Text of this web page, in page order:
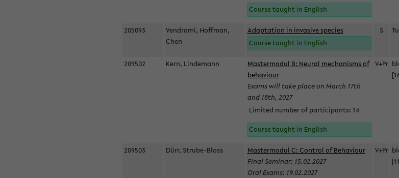
Course taught in English
205093
Vendrami, Hoffman,
Chen
Adaptation in invasive species
Course taught in English
S
209502 Kern, Lindemann
Mastermodul B: Neural mechanisms of
behaviour
Exams will take place on March 17th
and 18th, 2027
Limited number of participants: 14
Course taught in English
V+Pr
209503 Dürr, Strube-Bloss
Mastermodul C: Control of Behaviour
Final Seminar: 15.02.2027
Oral Exams: 19.02.2027
V+Pr